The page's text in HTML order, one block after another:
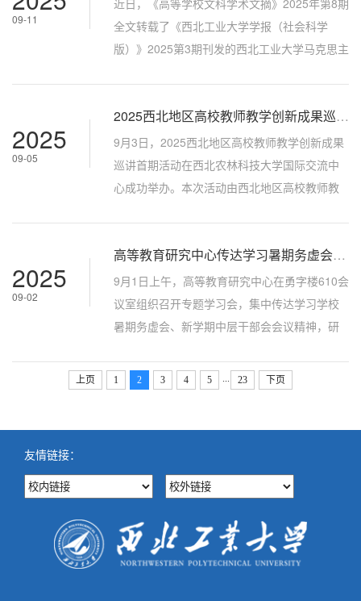
研究了其治理体系建设的理论框架、基本样态
与实践路径，为加快构建促进数字经济发展体
09-11
全文转载了《西北工业大学学报（社会科学
版）》2025第3期刊发的西北工业大学马克思主
伦理审视》。文章从颠覆性技术视角对科技伦
理面临的潜在风险和应对路径进行了研究。一
是试图从个性中提取共性问题，在共性中探索
个性问题的特殊之处，在此基础上分析应对之
2025
09-05
2025西北地区高校教师教学创新成果巡讲首期活动成功举办
9月3日，2025西北地区高校教师教学创新成果
巡讲首期活动在西北农林科技大学国际交流中
心成功举办。本次活动由西北地区高校教师教
带动作用，进一步推进教育强国建设与高等教
育高质量发展。中国高等教育学会学术发展咨
询委员会副主任、西北工业大学原党委书记张
炜，中国高等教育学会副秘书长吴英策，西北
2025
09-02
高等教育研究中心传达学习暑期务虚会、新学期中层干部会会议精神
9月1日上午，高等教育研究中心在勇字楼610会
议室组织召开专题学习会，集中传达学习学校
暑期务虚会、新学期中层干部会会议精神，研
会，会议由中心主任李辉主持。会上，李辉带
领大家进一步学习了李言荣书记《关于我校“十
关键部署，包括 “四个坚持...
上页 1 2 3 4 5 ... 23 下页
友情链接：